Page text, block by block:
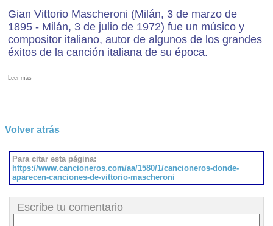
Gian Vittorio Mascheroni (Milán, 3 de marzo de
1895 - Milán, 3 de julio de 1972) fue un músico y
compositor italiano, autor de algunos de los grandes
éxitos de la canción italiana de su época.
Leer más
Volver atrás
Para citar esta página:
https://www.cancioneros.com/aa/1580/1/cancioneros-donde-
aparecen-canciones-de-vittorio-mascheroni
Escribe tu comentario